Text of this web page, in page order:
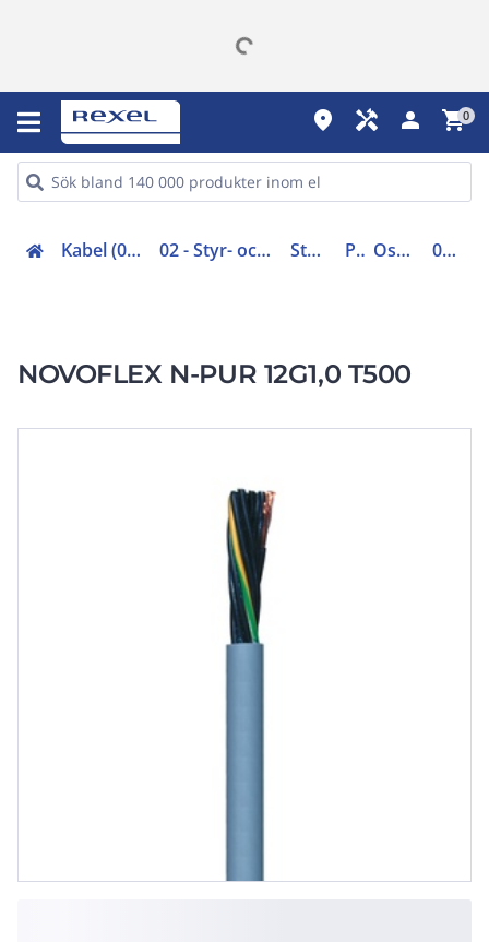
place handyman person shopping_cart0
Kabel (00-05, 48-49) 02 - Styr- och maskinkabel Styrkabel PUR Oskärmad 0274155
NOVOFLEX N-PUR 12G1,0 T500